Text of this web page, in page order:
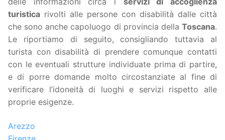
turistica rivolti alle persone con disabilità dalle città
che sono anche capoluogo di provincia della Toscana.
Le riportiamo di seguito, consigliando tuttavia al
turista con disabilità di prendere comunque contatti
con le eventuali strutture individuate prima di partire,
e di porre domande molto circostanziate al fine di
verificare l’idoneità di luoghi e servizi rispetto alle
proprie esigenze.
Arezzo